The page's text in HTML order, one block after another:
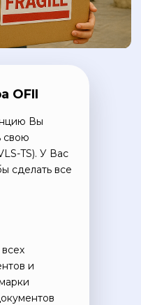
Вы
свою
TS). У Вас
сделать все
и
OFII